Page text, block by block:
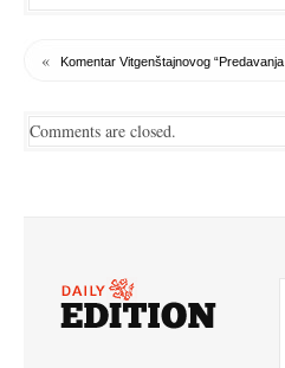
« Komentar Vitgenštajnovog “Predavanja
Comments are closed.